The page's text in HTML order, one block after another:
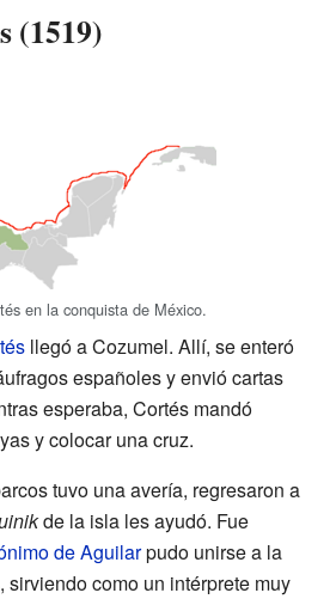
(1519)
en la conquista de México.
llegó a Cozumel. Allí, se enteró
españoles y envió cartas
esperaba, Cortés mandó
y colocar una cruz.
tuvo una avería, regresaron a
de la isla les ayudó. Fue
de Aguilarpudo unirse a la
como un intérprete muy